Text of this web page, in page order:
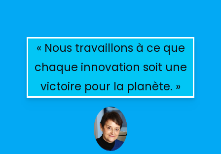
« Nous travaillons à ce que
chaque innovation soit une
victoire pour la planète. »